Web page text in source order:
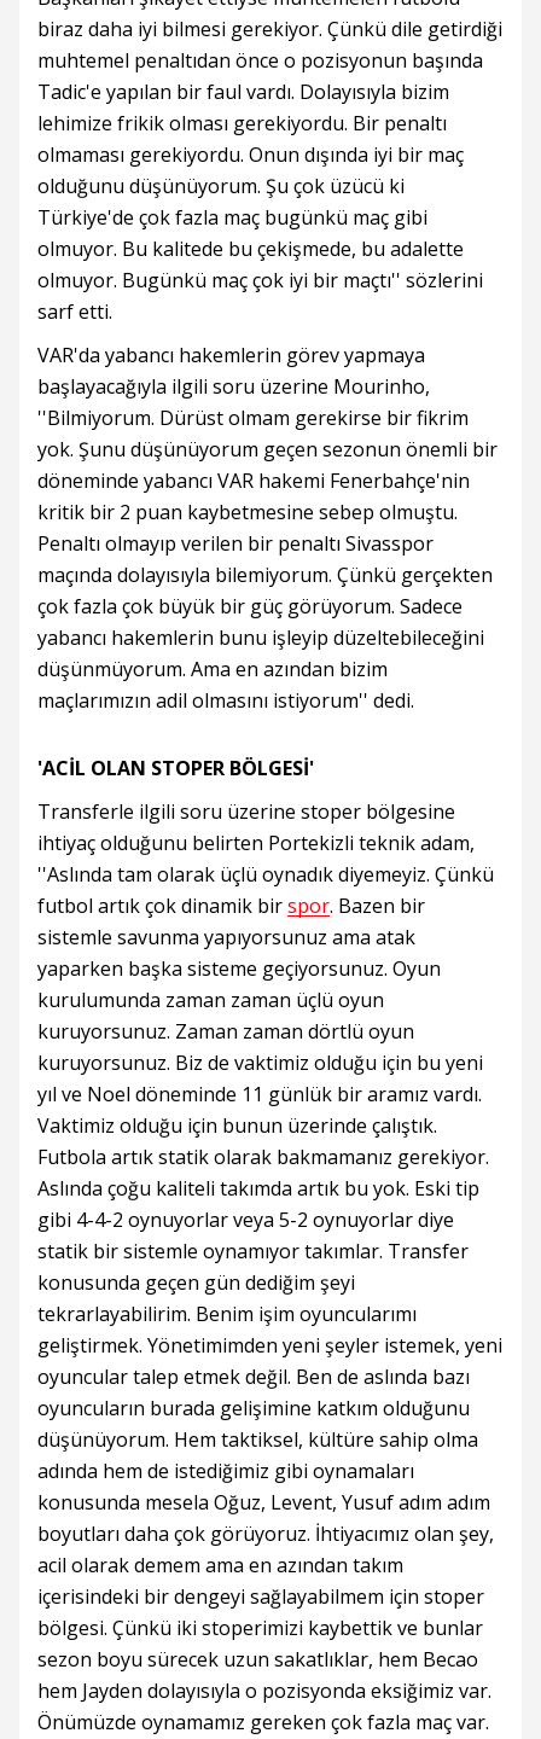
biraz daha iyi bilmesi gerekiyor. Çünkü dile getirdiği
muhtemel penaltıdan önce o pozisyonun başında
Tadic'e yapılan bir faul vardı. Dolayısıyla bizim
lehimize frikik olması gerekiyordu. Bir penaltı
olmaması gerekiyordu. Onun dışında iyi bir maç
olduğunu düşünüyorum. Şu çok üzücü ki
Türkiye'de çok fazla maç bugünkü maç gibi
olmuyor. Bu kalitede bu çekişmede, bu adalette
olmuyor. Bugünkü maç çok iyi bir maçtı'' sözlerini
sarf etti.
VAR'da yabancı hakemlerin görev yapmaya
başlayacağıyla ilgili soru üzerine Mourinho,
''Bilmiyorum. Dürüst olmam gerekirse bir fikrim
yok. Şunu düşünüyorum geçen sezonun önemli bir
döneminde yabancı VAR hakemi Fenerbahçe'nin
kritik bir 2 puan kaybetmesine sebep olmuştu.
Penaltı olmayıp verilen bir penaltı Sivasspor
maçında dolayısıyla bilemiyorum. Çünkü gerçekten
çok fazla çok büyük bir güç görüyorum. Sadece
yabancı hakemlerin bunu işleyip düzeltebileceğini
düşünmüyorum. Ama en azından bizim
maçlarımızın adil olmasını istiyorum'' dedi.
'ACİL OLAN STOPER BÖLGESİ'
Transferle ilgili soru üzerine stoper bölgesine
ihtiyaç olduğunu belirten Portekizli teknik adam,
''Aslında tam olarak üçlü oynadık diyemeyiz. Çünkü
futbol artık çok dinamik birspor. Bazen bir
sistemle savunma yapıyorsunuz ama atak
yaparken başka sisteme geçiyorsunuz. Oyun
kurulumunda zaman zaman üçlü oyun
kuruyorsunuz. Zaman zaman dörtlü oyun
kuruyorsunuz. Biz de vaktimiz olduğu için bu yeni
yıl ve Noel döneminde 11 günlük bir aramız vardı.
Vaktimiz olduğu için bunun üzerinde çalıştık.
Futbola artık statik olarak bakmamanız gerekiyor.
Aslında çoğu kaliteli takımda artık bu yok. Eski tip
gibi 4-4-2 oynuyorlar veya 5-2 oynuyorlar diye
statik bir sistemle oynamıyor takımlar. Transfer
konusunda geçen gün dediğim şeyi
tekrarlayabilirim. Benim işim oyuncularımı
geliştirmek. Yönetimimden yeni şeyler istemek, yeni
oyuncular talep etmek değil. Ben de aslında bazı
oyuncuların burada gelişimine katkım olduğunu
düşünüyorum. Hem taktiksel, kültüre sahip olma
adında hem de istediğimiz gibi oynamaları
konusunda mesela Oğuz, Levent, Yusuf adım adım
boyutları daha çok görüyoruz. İhtiyacımız olan şey,
acil olarak demem ama en azından takım
içerisindeki bir dengeyi sağlayabilmem için stoper
bölgesi. Çünkü iki stoperimizi kaybettik ve bunlar
sezon boyu sürecek uzun sakatlıklar, hem Becao
hem Jayden dolayısıyla o pozisyonda eksiğimiz var.
Önümüzde oynamamız gereken çok fazla maç var.